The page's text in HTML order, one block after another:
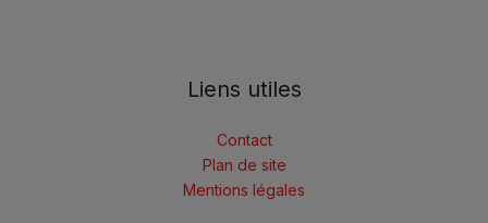
Liens utiles
Contact
Plan de site
Mentions légales